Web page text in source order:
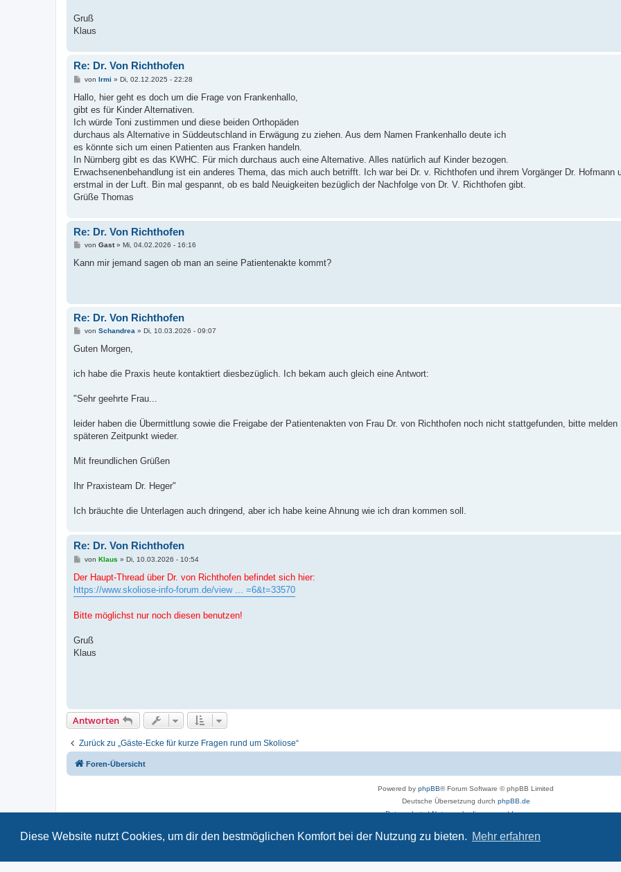
Diese Website nutzt Cookies, um dir den bestmöglichen Komfort bei der Nutzung zu bieten. Mehr erfahren
Gruß
Klaus
Re: Dr. Von Richthofen
B
i
r
a
von Irmi » Di, 02.12.2025 - 22:28
Hallo, hier geht es doch um die Frage von Frankenhallo,
gibt es für Kinder Alternativen.
Ich würde Toni zustimmen und diese beiden Orthopäden
durchaus als Alternative in Süddeutschland in Erwägung zu ziehen. Aus dem Namen Frankenhallo deute ich
es könnte sich um einen Patienten aus Franken handeln.
In Nürnberg gibt es das KWHC. Für mich durchaus auch eine Alternative. Alles natürlich auf Kinder bezogen.
Erwachsenenbehandlung ist ein anderes Thema, das mich auch betrifft. Ich war bei Dr. v. Richthofen und ihrem Vorgänger Dr. Hofmann
erstmal in der Luft. Bin mal gespannt, ob es bald Neuigkeiten bezüglich der Nachfolge von Dr. V. Richthofen gibt.
Grüße Thomas
Re: Dr. Von Richthofen
B
i
von Gast» Mi, 04.02.2026 - 16:16
Kann mir jemand sagen ob man an seine Patientenakte kommt?
Re: Dr. Von Richthofen
B
i
a
von Schandrea» Di, 10.03.2026 - 09:07
Guten Morgen,
ich habe die Praxis heute kontaktiert diesbezüglich. Ich bekam auch gleich eine Antwort:
"Sehr geehrte Frau...
leider haben die Übermittlung sowie die Freigabe der Patientenakten von Frau Dr. von Richthofen noch nicht stattgefunden, bitte
späteren Zeitpunkt wieder.
Mit freundlichen Grüßen
Ihr Praxisteam Dr. Heger"
Ich bräuchte die Unterlagen auch dringend, aber ich habe keine Ahnung wie ich dran kommen soll.
Re: Dr. Von Richthofen
B
i
r
von Klaus » Di, 10.03.2026 - 10:54
Der Haupt-Thread über Dr. von Richthofen befindet sich hier:
https://www.skoliose-info-forum.de/view ... =6&t=33570
Bitte möglichst nur noch diesen benutzen!
Gruß
Klaus
Antworten
Zurück zu „Gäste-Ecke für kurze Fragen rund um Skoliose“
Foren-Übersicht
Powered by phpBB® Forum Software © phpBB Limited
Deutsche Übersetzung durch phpBB.de
Datenschutz|Nutzungsbedingungen|Impressum